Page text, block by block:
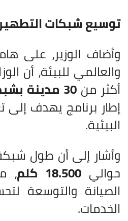
توسيع شبكات
وأضاف الوزير، على
والعالمي للبيئة، أن
أكثر من 30 مدينة بشبكات التطهير
إطار برنامج يهدف إلى
البيئية.
وأشار إلى أن طول
حوالي 18.500 كلم ،
الصيانة والتوسعة
الخدمات.